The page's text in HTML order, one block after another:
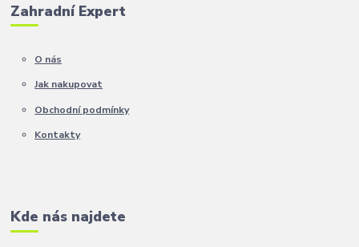
Zahradní Expert
O nás
Jak nakupovat
Obchodní podmínky
Kontakty
Kde nás najdete